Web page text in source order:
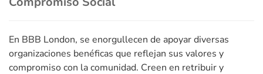
En BBB London, se enorgullecen de apoyar diversas
organizaciones benéficas que reflejan sus valores y
compromiso con la comunidad. Creen en retribuir y